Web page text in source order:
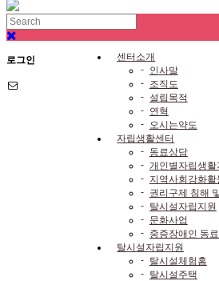
센터소개
- 인사말
- 조직도
- 설립목적
- 연혁
- 오시는약도
자립생활센터
- 동료상담
- 개인별자립생활
- 지역사회강화활
- 권리구제 침해
- 탈시설자립지원
- 문화사업
- 중증장애인 동
탈시설자립지원
- 탈시설체험홈
- 탈시설주택
로그인